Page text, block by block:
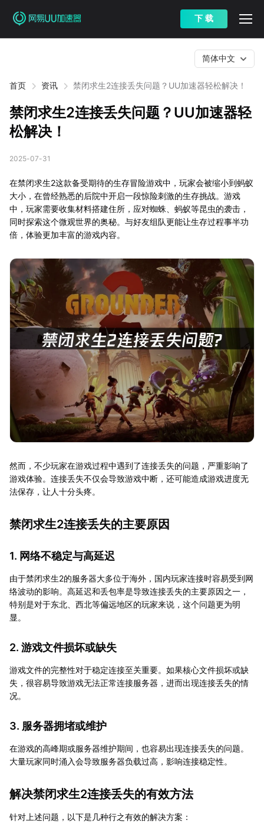
下 载
首页 资讯 禁闭求生2连接丢失问题？UU加速器轻松解决！
简体中文
禁闭求生2连接丢失问题？UU加速器轻
松解决！
2025-07-31
在禁闭求生2这款备受期待的生存冒险游戏中，玩家会被缩小到蚂蚁
大小，在曾经熟悉的后院中开启一段惊险刺激的生存挑战。游戏
中，玩家需要收集材料搭建住所，应对蜘蛛、蚂蚁等昆虫的袭击，
同时探索这个微观世界的奥秘。与好友组队更能让生存过程事半功
倍，体验更加丰富的游戏内容。
然而，不少玩家在游戏过程中遇到了连接丢失的问题，严重影响了
游戏体验。连接丢失不仅会导致游戏中断，还可能造成游戏进度无
法保存，让人十分头疼。
禁闭求生2连接丢失的主要原因
1. 网络不稳定与高延迟
由于禁闭求生2的服务器大多位于海外，国内玩家连接时容易受到网
络波动的影响。高延迟和丢包率是导致连接丢失的主要原因之一，
特别是对于东北、西北等偏远地区的玩家来说，这个问题更为明
显。
2. 游戏文件损坏或缺失
游戏文件的完整性对于稳定连接至关重要。如果核心文件损坏或缺
失，很容易导致游戏无法正常连接服务器，进而出现连接丢失的情
况。
3. 服务器拥堵或维护
在游戏的高峰期或服务器维护期间，也容易出现连接丢失的问题。
大量玩家同时涌入会导致服务器负载过高，影响连接稳定性。
解决禁闭求生2连接丢失的有效方法
针对上述问题，以下是几种行之有效的解决方案：